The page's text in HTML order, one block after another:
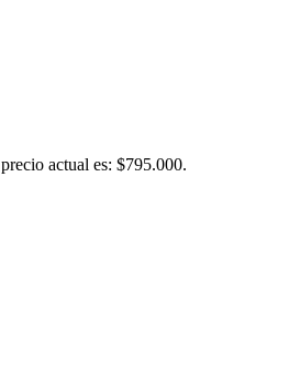
actual es: $795.000.